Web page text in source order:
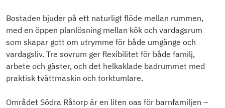
Bostaden bjuder på ett naturligt flöde mellan rummen,
med en öppen planlösning mellan kök och vardagsrum
som skapar gott om utrymme för både umgänge och
vardagsliv. Tre sovrum ger flexibilitet för både familj,
arbete och gäster, och det helkaklade badrummet med
praktisk tvättmaskin och torktumlare.
Området Södra Råtorp är en liten oas för barnfamiljen –